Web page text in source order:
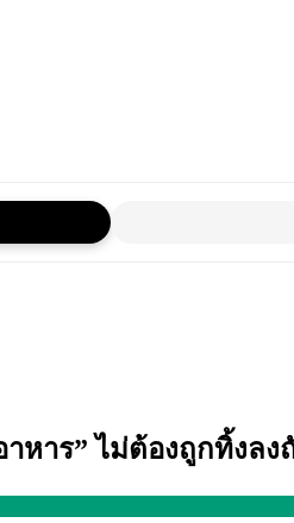
าร” ไม่ต้องถูกทิ้งลง